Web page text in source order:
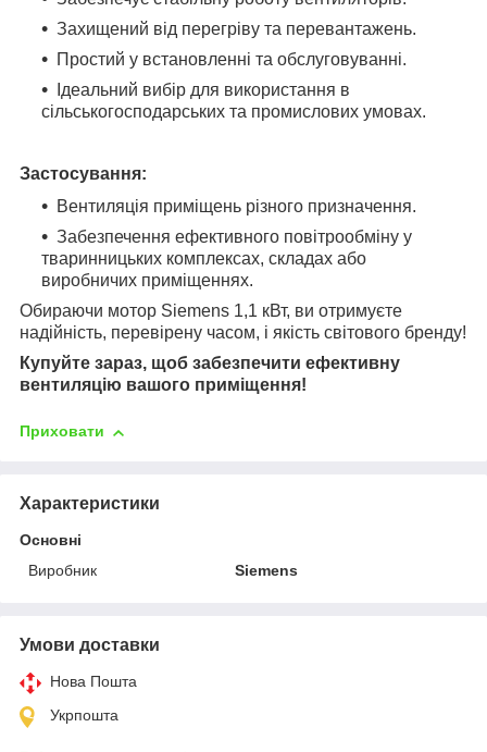
Захищений від перегріву та перевантажень.
Простий у встановленні та обслуговуванні.
Ідеальний вибір для використання в
сільськогосподарських та промислових умовах.
Застосування:
Вентиляція приміщень різного призначення.
Забезпечення ефективного повітрообміну у
тваринницьких комплексах, складах або
виробничих приміщеннях.
Обираючи мотор Siemens 1,1 кВт, ви отримуєте
надійність, перевірену часом, і якість світового бренду!
Купуйте зараз, щоб забезпечити ефективну
вентиляцію вашого приміщення!
Приховати
Характеристики
Основні
Виробник
Siemens
Умови доставки
Нова Пошта
Укрпошта